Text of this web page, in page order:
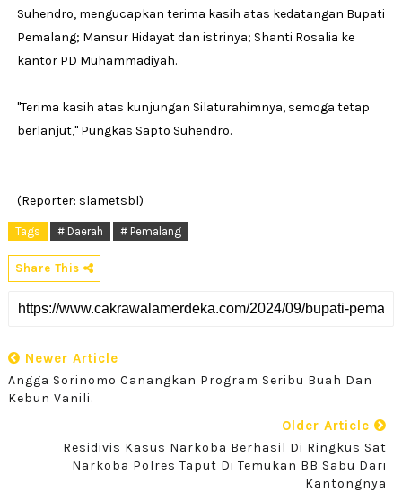
Suhendro, mengucapkan terima kasih atas kedatangan Bupati
Pemalang; Mansur Hidayat dan istrinya; Shanti Rosalia ke
kantor PD Muhammadiyah.
''Terima kasih atas kunjungan Silaturahimnya, semoga tetap
berlanjut,'' Pungkas Sapto Suhendro.
(Reporter: slametsbl)
Tags # Daerah # Pemalang
Share This
Newer Article
Angga Sorinomo Canangkan Program Seribu Buah Dan
Kebun Vanili.
Older Article
Residivis Kasus Narkoba Berhasil Di Ringkus Sat
Narkoba Polres Taput Di Temukan BB Sabu Dari
Kantongnya